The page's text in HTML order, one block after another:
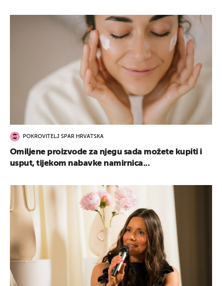
POKROVITELJ SPAR HRVATSKA
Omiljene proizvode za njegu sada možete kupiti i
usput, tijekom nabavke namirnica...